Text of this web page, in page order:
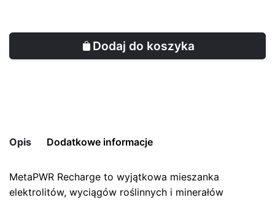
Dodaj do koszyka
Opis Dodatkowe informacje
MetaPWR Recharge to wyjątkowa mieszanka
elektrolitów, wyciągów roślinnych i minerałów
Pojemność 30 saszetek